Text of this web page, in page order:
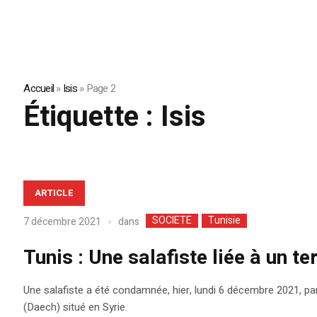
Accueil»Isis»Page 2
Étiquette : Isis
ARTICLE
7 décembre 2021 dans SOCIETE Tunisie
Tunis : Une salafiste liée à un
Une salafiste a été condamnée, hier, lundi 6 décembre 2021,
(Daech) situé en Syrie.